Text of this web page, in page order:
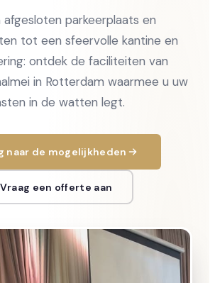
afgesloten parkeerplaats en
tot een sfeervolle kantine en
ontdek de faciliteiten van
in Rotterdam waarmee u uw
in de watten legt.
naar de mogelijkheden
Vraag een offerte aan